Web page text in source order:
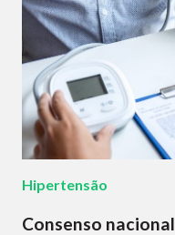
Hipertensão
Consenso